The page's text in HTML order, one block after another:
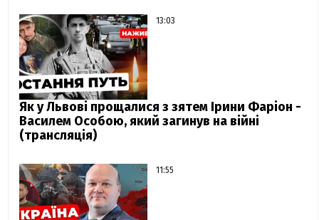
13:03
Як у Львові прощалися з зятем Ірини Фаріон -
Василем Особою, який загинув на війні
(трансляція)
11:55